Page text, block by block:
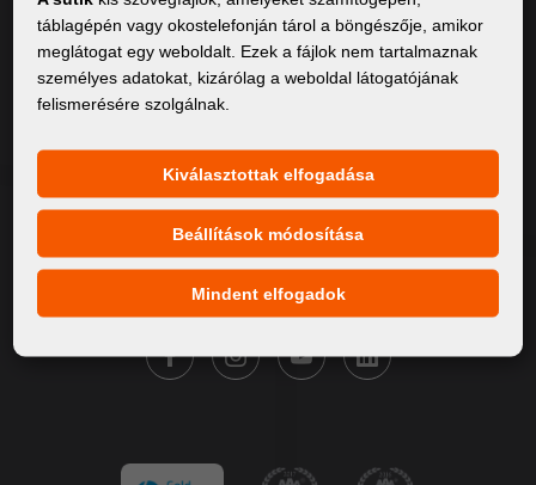
Rólunk
Termékek
Márkáink
Kapcsolat
KÖVESSE A FORTUNA DIGITAL GROUP
táblagépén vagy okostelefonján tárol a böngészője, amikor
meglátogat egy weboldalt. Ezek a fájlok nem tartalmaznak
személyes adatokat, kizárólag a weboldal látogatójának
felismerésére szolgálnak.
Kiválasztottak elfogadása
Beállítások módosítása
Mindent elfogadok